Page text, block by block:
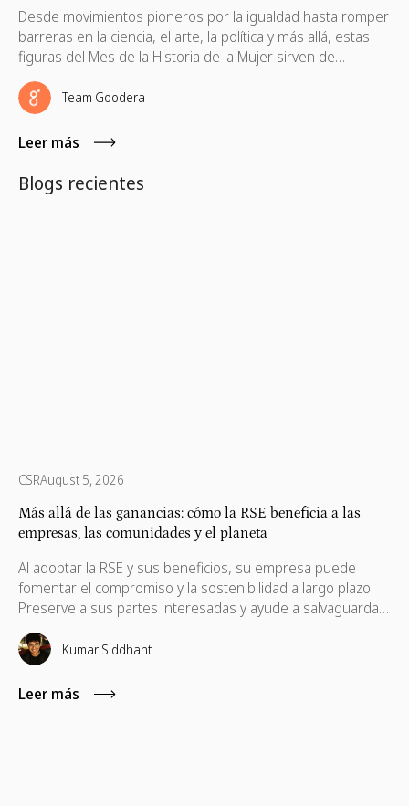
Desde movimientos pioneros por la igualdad hasta romper
barreras en la ciencia, el arte, la política y más allá, estas
figuras del Mes de la Historia de la Mujer sirven de
inspiración y empoderamiento.
Team Goodera
Leer más
Blogs recientes
CSRAugust 5, 2026
Más allá de las ganancias: cómo la RSE beneficia a las
empresas, las comunidades y el planeta
Al adoptar la RSE y sus beneficios, su empresa puede
fomentar el compromiso y la sostenibilidad a largo plazo.
Preserve a sus partes interesadas y ayude a salvaguardar
sus intereses, que también son necesarios para su
progreso.Kumar Siddhant
Leer más